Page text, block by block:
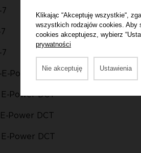
7
7
Power
Power DCT
Power DCT
Power DCT
Klikając “Akceptuję wszystkie“,
wszystkich rodzajów cookies. Aby
cookies akceptujesz, wybierz
prywatności
Nie akceptuję Ustawienia